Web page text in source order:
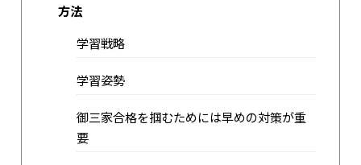
方法
学習戦略
学習姿勢
御三家合格を掴むためには早めの対策が重
要